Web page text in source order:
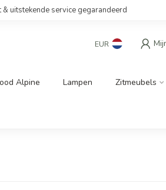
uitstekende service gegarandeerd
EUR
Alpine Lampen Zitmeubels